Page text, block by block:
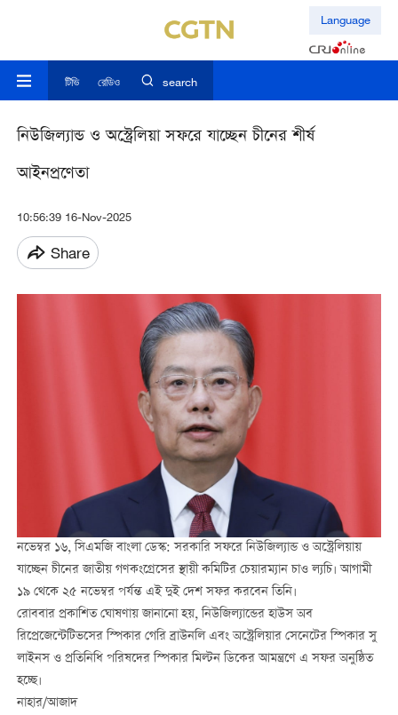
Language
টিভি রেডিও search
নিউজিল্যান্ড ও অস্ট্রেলিয়া সফরে যাচ্ছেন চীনের শীর্ষ
আইনপ্রণেতা
10:56:39 16-Nov-2025
Share
নভেম্বর ১৬, সিএমজি বাংলা ডেস্ক: সরকারি সফরে নিউজিল্যান্ড ও অস্ট্রেলিয়ায়
যাচ্ছেন চীনের জাতীয় গণকংগ্রেসের স্থায়ী কমিটির চেয়ারম্যানচাওল্যচি। আগামী
১৯ থেকে ২৫ নভেম্বর পর্যন্ত এই দুই দেশ সফর করবেন তিনি।
রোববার প্রকাশিত ঘোষণায় জানানো হয়, নিউজিল্যান্ডের হাউস অব
রিপ্রেজেন্টেটিভসের স্পিকারগেরিব্রাউনলিএবং অস্ট্রেলিয়ার সেনেটের স্পিকারসু
লাইনসও প্রতিনিধি পরিষদের স্পিকারমিল্টনডিকেরআমন্ত্রণে এ সফর অনুষ্ঠিত
হচ্ছে।
নাহার/আজাদ